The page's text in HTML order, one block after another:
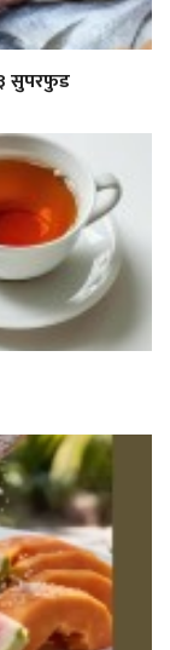
सुपरफुड